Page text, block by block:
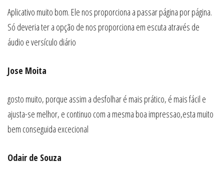
Aplicativo muito bom. Ele nos proporciona a passar página por página.
Só deveria ter a opção de nos proporciona em escuta através de
áudio e versículo diário
Jose Moita
gosto muito, porque assim a desfolhar é mais prático, é mais fácil e
ajusta-se melhor, e continuo com a mesma boa impressao,esta muito
bem conseguida excecional
Odair de Souza